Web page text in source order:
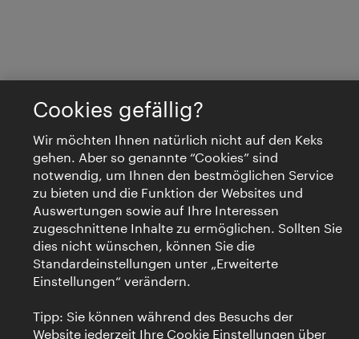
Cookies gefällig?
Wir möchten Ihnen natürlich nicht auf den Keks
gehen. Aber so genannte “Cookies” sind
notwendig, um Ihnen den bestmöglichen Service
zu bieten und die Funktion der Websites und
Auswertungen sowie auf Ihre Interessen
zugeschnittene Inhalte zu ermöglichen. Sollten Sie
dies nicht wünschen, können Sie die
Standardeinstellungen unter „Erweiterte
Einstellungen“ verändern.
Tipp: Sie können während des Besuchs der
Website jederzeit Ihre Cookie Einstellungen über